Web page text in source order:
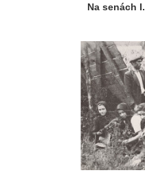
Na senách I.